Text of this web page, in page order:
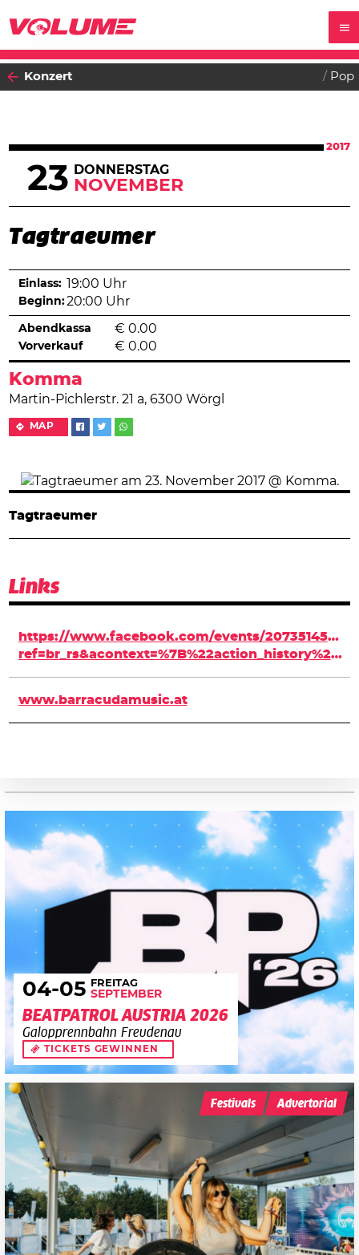
Konzert Pop
2017
23 DONNERSTAG
NOVEMBER
Tagtraeumer
Komma
Martin-Pichlerstr. 21 a, 6300 Wörgl
MAP
Einlass: 19:00 Uhr
Beginn:20:00 Uhr
Abendkassa € 0.00
Vorverkauf € 0.00
Tagtraeumer
Links
https://www.facebook.com/events/
ref=br_rs&acontext=%7B%22action_history%22%3A%22nu
www.barracudamusic.at
04-05 FREITAG
SEPTEMBER
BEATPATROL AUSTRIA 2026
Galopprennbahn Freudenau
TICKETS GEWINNEN
Festivals Advertorial